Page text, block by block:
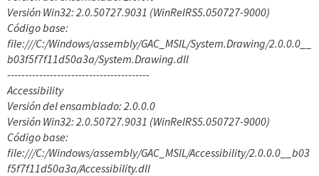
Versión Win32: 2.0.50727.9031 (WinRelRS5.050727-9000)
Código base:
file:///C:/Windows/assembly/GAC_MSIL/System.Drawing/2.0.0.0__
b03f5f7f11d50a3a/System.Drawing.dll
----------------------------------------
Accessibility
Versión del ensamblado: 2.0.0.0
Versión Win32: 2.0.50727.9031 (WinRelRS5.050727-9000)
Código base:
file:///C:/Windows/assembly/GAC_MSIL/Accessibility/2.0.0.0__b03
f5f7f11d50a3a/Accessibility.dll